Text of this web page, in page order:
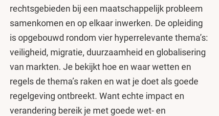
rechtsgebieden bij een maatschappelijk probleem
samenkomen en op elkaar inwerken. De opleiding
is opgebouwd rondom vier hyperrelevante thema’s:
veiligheid, migratie, duurzaamheid en globalisering
van markten. Je bekijkt hoe en waar wetten en
regels de thema’s raken en wat je doet als goede
regelgeving ontbreekt. Want echte impact en
verandering bereik je met goede wet- en